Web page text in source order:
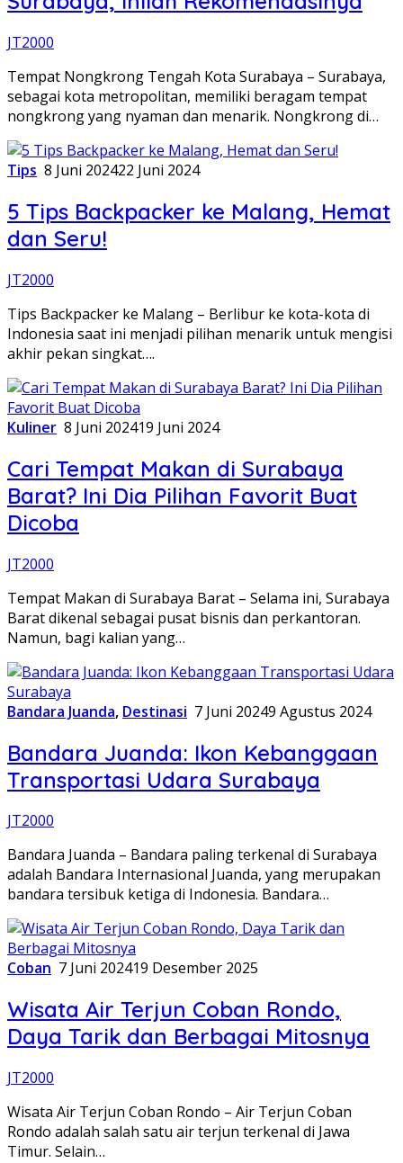
JT2000
Tempat Nongkrong Tengah Kota Surabaya – Surabaya,
sebagai kota metropolitan, memiliki beragam tempat
nongkrong yang nyaman dan menarik. Nongkrong di…
Tips 8 Juni 202422 Juni 2024
5 Tips Backpacker ke Malang, Hemat
dan Seru!
JT2000
Tips Backpacker ke Malang – Berlibur ke kota-kota di
Indonesia saat ini menjadi pilihan menarik untuk mengisi
akhir pekan singkat….
Kuliner 8 Juni 202419 Juni 2024
Cari Tempat Makan di Surabaya
Barat? Ini Dia Pilihan Favorit Buat
Dicoba
JT2000
Tempat Makan di Surabaya Barat – Selama ini, Surabaya
Barat dikenal sebagai pusat bisnis dan perkantoran.
Namun, bagi kalian yang…
Bandara Juanda, Destinasi 7 Juni 20249 Agustus 2024
Bandara Juanda: Ikon Kebanggaan
Transportasi Udara Surabaya
JT2000
Bandara Juanda – Bandara paling terkenal di Surabaya
adalah Bandara Internasional Juanda, yang merupakan
bandara tersibuk ketiga di Indonesia. Bandara…
Coban 7 Juni 202419 Desember 2025
Wisata Air Terjun Coban Rondo,
Daya Tarik dan Berbagai Mitosnya
JT2000
Wisata Air Terjun Coban Rondo – Air Terjun Coban
Rondo adalah salah satu air terjun terkenal di Jawa
Timur. Selain…